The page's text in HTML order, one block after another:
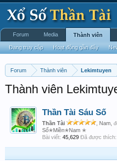
Forum Thành viên Lekimtuyen
Thành viên
Thần Tài Sáu Số
Thần Tài , Nam,
Số✭Miền✭Nam ✭
Bài viết: 45,629 Đã được thích:
Forum Media Thành viên
Đang truy cập Hoạt động gần đây